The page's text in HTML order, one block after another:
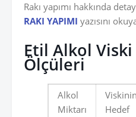
Rakı yapımı hakkında
RAKI YAPIMI yazısını
Etil Alkol Viski
Ölçüleri
Alkol
Miktarı
Viskinin
Hedef